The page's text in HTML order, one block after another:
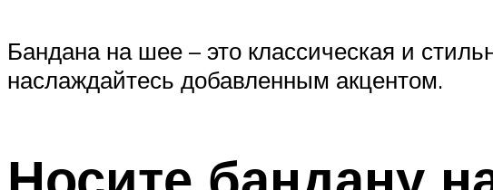
Бандана на шее – это классическая и
наслаждайтесь добавленным акцентом.